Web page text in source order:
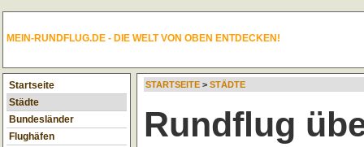
MEIN-RUNDFLUG.DE - DIE WELT VON OBEN ENTDECKEN!
Startseite
Städte
Bundesländer
Flughäfen
STARTSEITE > STÄDTE
Rundflug